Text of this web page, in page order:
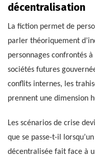
décentralisation
La fiction permet de
parler théoriquement
personnages confrontés
sociétés futures
conflits internes, les
prennent une dimension
Les scénarios de crise
que se passe-t-il
décentralisée fait face à